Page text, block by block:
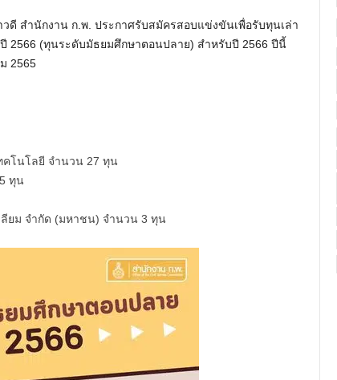
วดี สำนักงาน ก.พ. ประกาศรับสมัครสอบแข่งขันเพื่อรับทุนเล่า
2566 (ทุนระดับมัธยมศึกษาตอนปลาย) สำหรับปี 2566 ปีนี้
2565
คโนโลยี จำนวน 27 ทุน
ทุน
ยม จำกัด (มหาชน) จำนวน 3 ทุน